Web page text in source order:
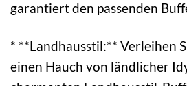
garantiert den passenden
* **Landhausstil:** Verleihen
einen Hauch von ländlicher